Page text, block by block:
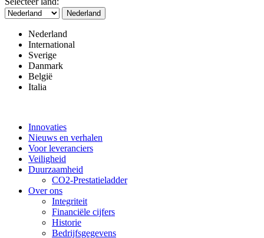
Nederland
Nederland
International
Sverige
Danmark
België
Italia
Innovaties
Nieuws en verhalen
Voor leveranciers
Veiligheid
Duurzaamheid
CO2-Prestatieladder
Over ons
Integriteit
Financiële cijfers
Historie
Bedrijfsgegevens